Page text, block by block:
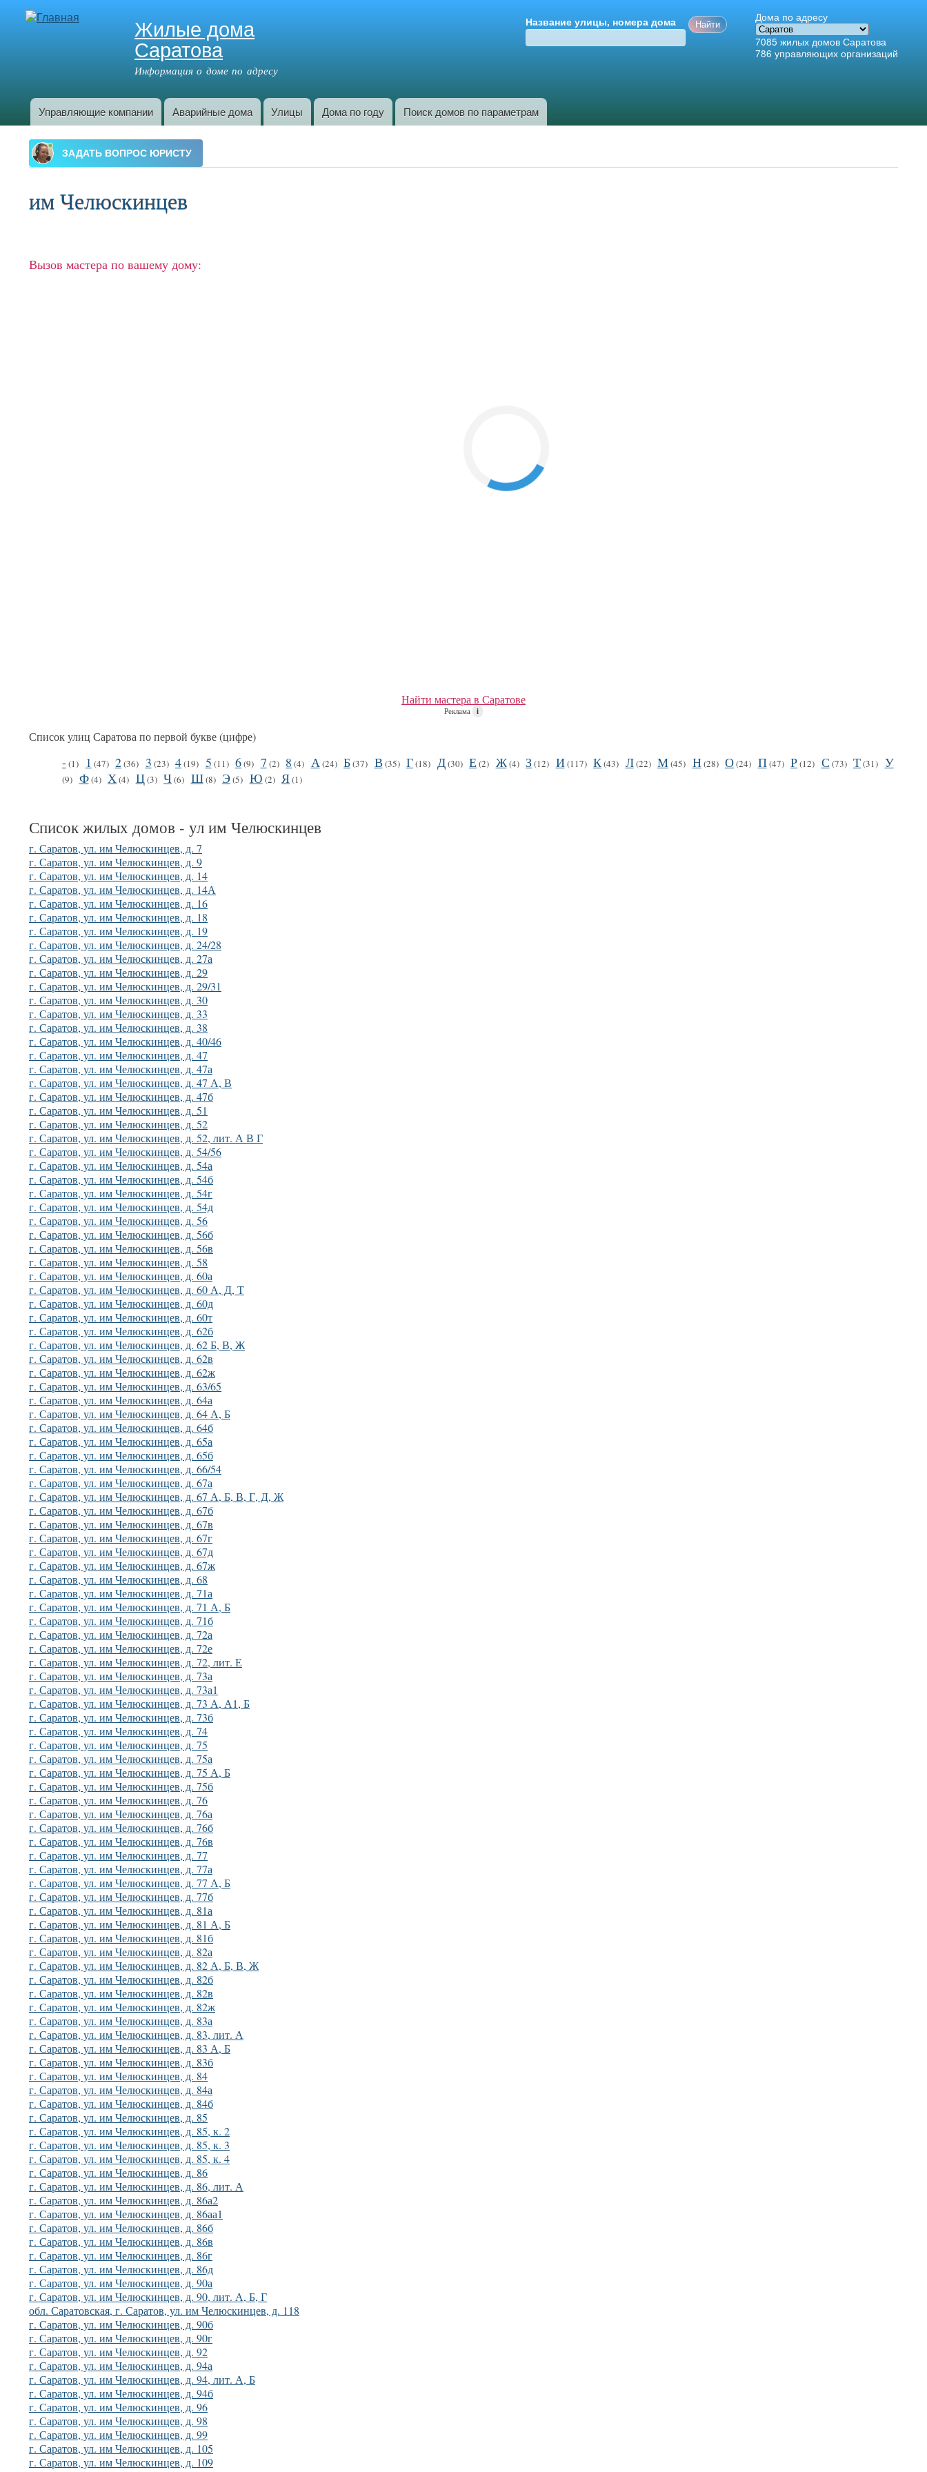
Жилые дома
Саратова
Информация о доме по адресу
Название улицы, номера дома
Дома по адресу
7085 жилых домов Саратова
786 управляющих организаций
Главное меню
Управляющие компании Аварийные дома Улицы Дома по году Поиск домов по параметрам
им Челюскинцев
Вызов мастера по вашему дому:
Найти мастера в Саратове
Реклама i
Список улиц Саратова по первой букве (цифре)
-(1) 1 (47) 2(36) 3 (23) 4(19) 5 (11) 6(9) 7 (2) 8 (4) А(24) Б(37) В (35) Г(18) Д(30) Е (2) Ж(4) З(12) И(117) К(43) Л(22) М(45) Н(28) О(24) П(47) Р(12) С (73) Т(31) У
(9) Ф(4) Х (4) Ц(3) Ч (6) Ш(8) Э(5) Ю (2) Я(1)
Список жилых домов - ул им Челюскинцев
г. Саратов, ул. им Челюскинцев, д. 7
г. Саратов, ул. им Челюскинцев, д. 9
г. Саратов, ул. им Челюскинцев, д. 14
г. Саратов, ул. им Челюскинцев, д. 14А
г. Саратов, ул. им Челюскинцев, д. 16
г. Саратов, ул. им Челюскинцев, д. 18
г. Саратов, ул. им Челюскинцев, д. 19
г. Саратов, ул. им Челюскинцев, д. 24/28
г. Саратов, ул. им Челюскинцев, д. 27а
г. Саратов, ул. им Челюскинцев, д. 29
г. Саратов, ул. им Челюскинцев, д. 29/31
г. Саратов, ул. им Челюскинцев, д. 30
г. Саратов, ул. им Челюскинцев, д. 33
г. Саратов, ул. им Челюскинцев, д. 38
г. Саратов, ул. им Челюскинцев, д. 40/46
г. Саратов, ул. им Челюскинцев, д. 47
г. Саратов, ул. им Челюскинцев, д. 47а
г. Саратов, ул. им Челюскинцев, д. 47 А, В
г. Саратов, ул. им Челюскинцев, д. 47б
г. Саратов, ул. им Челюскинцев, д. 51
г. Саратов, ул. им Челюскинцев, д. 52
г. Саратов, ул. им Челюскинцев, д. 52, лит. А В Г
г. Саратов, ул. им Челюскинцев, д. 54/56
г. Саратов, ул. им Челюскинцев, д. 54а
г. Саратов, ул. им Челюскинцев, д. 54б
г. Саратов, ул. им Челюскинцев, д. 54г
г. Саратов, ул. им Челюскинцев, д. 54д
г. Саратов, ул. им Челюскинцев, д. 56
г. Саратов, ул. им Челюскинцев, д. 56б
г. Саратов, ул. им Челюскинцев, д. 56в
г. Саратов, ул. им Челюскинцев, д. 58
г. Саратов, ул. им Челюскинцев, д. 60а
г. Саратов, ул. им Челюскинцев, д. 60 А, Д, Т
г. Саратов, ул. им Челюскинцев, д. 60д
г. Саратов, ул. им Челюскинцев, д. 60т
г. Саратов, ул. им Челюскинцев, д. 62б
г. Саратов, ул. им Челюскинцев, д. 62 Б, В, Ж
г. Саратов, ул. им Челюскинцев, д. 62в
г. Саратов, ул. им Челюскинцев, д. 62ж
г. Саратов, ул. им Челюскинцев, д. 63/65
г. Саратов, ул. им Челюскинцев, д. 64а
г. Саратов, ул. им Челюскинцев, д. 64 А, Б
г. Саратов, ул. им Челюскинцев, д. 64б
г. Саратов, ул. им Челюскинцев, д. 65а
г. Саратов, ул. им Челюскинцев, д. 65б
г. Саратов, ул. им Челюскинцев, д. 66/54
г. Саратов, ул. им Челюскинцев, д. 67а
г. Саратов, ул. им Челюскинцев, д. 67 А, Б, В, Г, Д, Ж
г. Саратов, ул. им Челюскинцев, д. 67б
г. Саратов, ул. им Челюскинцев, д. 67в
г. Саратов, ул. им Челюскинцев, д. 67г
г. Саратов, ул. им Челюскинцев, д. 67д
г. Саратов, ул. им Челюскинцев, д. 67ж
г. Саратов, ул. им Челюскинцев, д. 68
г. Саратов, ул. им Челюскинцев, д. 71а
г. Саратов, ул. им Челюскинцев, д. 71 А, Б
г. Саратов, ул. им Челюскинцев, д. 71б
г. Саратов, ул. им Челюскинцев, д. 72а
г. Саратов, ул. им Челюскинцев, д. 72е
г. Саратов, ул. им Челюскинцев, д. 72, лит. Е
г. Саратов, ул. им Челюскинцев, д. 73а
г. Саратов, ул. им Челюскинцев, д. 73а1
г. Саратов, ул. им Челюскинцев, д. 73 А, А1, Б
г. Саратов, ул. им Челюскинцев, д. 73б
г. Саратов, ул. им Челюскинцев, д. 74
г. Саратов, ул. им Челюскинцев, д. 75
г. Саратов, ул. им Челюскинцев, д. 75а
г. Саратов, ул. им Челюскинцев, д. 75 А, Б
г. Саратов, ул. им Челюскинцев, д. 75б
г. Саратов, ул. им Челюскинцев, д. 76
г. Саратов, ул. им Челюскинцев, д. 76а
г. Саратов, ул. им Челюскинцев, д. 76б
г. Саратов, ул. им Челюскинцев, д. 76в
г. Саратов, ул. им Челюскинцев, д. 77
г. Саратов, ул. им Челюскинцев, д. 77а
г. Саратов, ул. им Челюскинцев, д. 77 А, Б
г. Саратов, ул. им Челюскинцев, д. 77б
г. Саратов, ул. им Челюскинцев, д. 81а
г. Саратов, ул. им Челюскинцев, д. 81 А, Б
г. Саратов, ул. им Челюскинцев, д. 81б
г. Саратов, ул. им Челюскинцев, д. 82а
г. Саратов, ул. им Челюскинцев, д. 82 А, Б, В, Ж
г. Саратов, ул. им Челюскинцев, д. 82б
г. Саратов, ул. им Челюскинцев, д. 82в
г. Саратов, ул. им Челюскинцев, д. 82ж
г. Саратов, ул. им Челюскинцев, д. 83а
г. Саратов, ул. им Челюскинцев, д. 83, лит. А
г. Саратов, ул. им Челюскинцев, д. 83 А, Б
г. Саратов, ул. им Челюскинцев, д. 83б
г. Саратов, ул. им Челюскинцев, д. 84
г. Саратов, ул. им Челюскинцев, д. 84а
г. Саратов, ул. им Челюскинцев, д. 84б
г. Саратов, ул. им Челюскинцев, д. 85
г. Саратов, ул. им Челюскинцев, д. 85, к. 2
г. Саратов, ул. им Челюскинцев, д. 85, к. 3
г. Саратов, ул. им Челюскинцев, д. 85, к. 4
г. Саратов, ул. им Челюскинцев, д. 86
г. Саратов, ул. им Челюскинцев, д. 86, лит. А
г. Саратов, ул. им Челюскинцев, д. 86а2
г. Саратов, ул. им Челюскинцев, д. 86аа1
г. Саратов, ул. им Челюскинцев, д. 86б
г. Саратов, ул. им Челюскинцев, д. 86в
г. Саратов, ул. им Челюскинцев, д. 86г
г. Саратов, ул. им Челюскинцев, д. 86д
г. Саратов, ул. им Челюскинцев, д. 90а
г. Саратов, ул. им Челюскинцев, д. 90, лит. А, Б, Г
обл. Саратовская, г. Саратов, ул. им Челюскинцев, д. 118
г. Саратов, ул. им Челюскинцев, д. 90б
г. Саратов, ул. им Челюскинцев, д. 90г
г. Саратов, ул. им Челюскинцев, д. 92
г. Саратов, ул. им Челюскинцев, д. 94а
г. Саратов, ул. им Челюскинцев, д. 94, лит. А, Б
г. Саратов, ул. им Челюскинцев, д. 94б
г. Саратов, ул. им Челюскинцев, д. 96
г. Саратов, ул. им Челюскинцев, д. 98
г. Саратов, ул. им Челюскинцев, д. 99
г. Саратов, ул. им Челюскинцев, д. 105
г. Саратов, ул. им Челюскинцев, д. 109